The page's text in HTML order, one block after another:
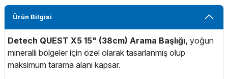
Ürün Bilgisi
Detech QUEST X5 15" (38cm) Arama Başlığı, yoğun
mineralli bölgeler için özel olarak tasarlanmış olup
maksimum tarama alanı kapsar.
& Buluntu Kesesi & Kılıflar